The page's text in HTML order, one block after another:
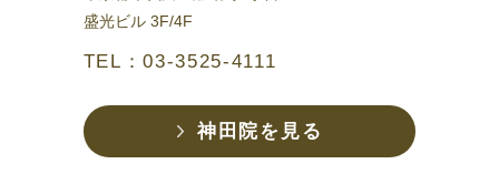
盛光ビル 3F/4F
TEL：03-3525-4111
神田院を見る